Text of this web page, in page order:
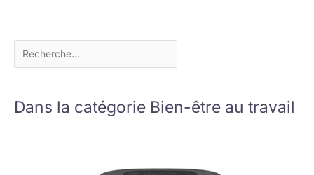
Dans la catégorie Bien-être au travail